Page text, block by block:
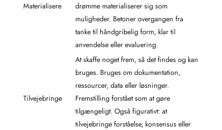
Materialisere
drømme materialiserer sig som
muligheder. Betoner overgangen fra
tanke til håndgribelig form, klar til
anvendelse eller evaluering.
Tilvejebringe
At skaffe noget frem, så det findes og kan
bruges. Bruges om dokumentation,
ressourcer, data eller løsninger.
Fremstilling forstået som at gøre
tilgængeligt. Også figurativt: at
tilvejebringe forståelse, konsensus eller